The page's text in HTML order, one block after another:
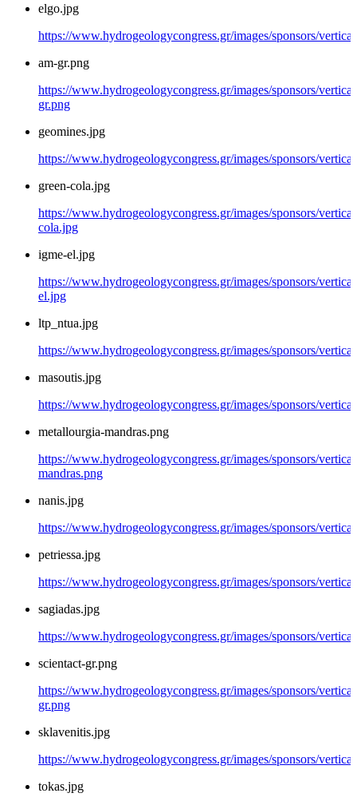
elgo.jpg
https://www.hydrogeologycongress.gr/images/sponsors/
am-gr.png
https://www.hydrogeologycongress.gr/images/sponsors/
gr.png
geomines.jpg
https://www.hydrogeologycongress.gr/images/sponsors/
green-cola.jpg
https://www.hydrogeologycongress.gr/images/sponsors/
cola.jpg
igme-el.jpg
https://www.hydrogeologycongress.gr/images/sponsors/
el.jpg
ltp_ntua.jpg
https://www.hydrogeologycongress.gr/images/sponsors/
masoutis.jpg
https://www.hydrogeologycongress.gr/images/sponsors/
metallourgia-mandras.png
https://www.hydrogeologycongress.gr/images/sponsors/
mandras.png
nanis.jpg
https://www.hydrogeologycongress.gr/images/sponsors/
petriessa.jpg
https://www.hydrogeologycongress.gr/images/sponsors/
sagiadas.jpg
https://www.hydrogeologycongress.gr/images/sponsors/
scientact-gr.png
https://www.hydrogeologycongress.gr/images/sponsors/
gr.png
sklavenitis.jpg
https://www.hydrogeologycongress.gr/images/sponsors/
tokas.jpg